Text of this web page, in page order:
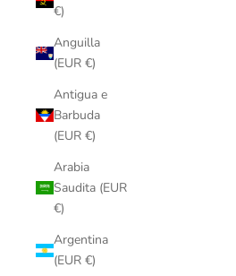
€)
Anguilla
(EUR €)
Antigua e
Barbuda
(EUR €)
Arabia
Saudita (EUR
€)
Argentina
(EUR €)